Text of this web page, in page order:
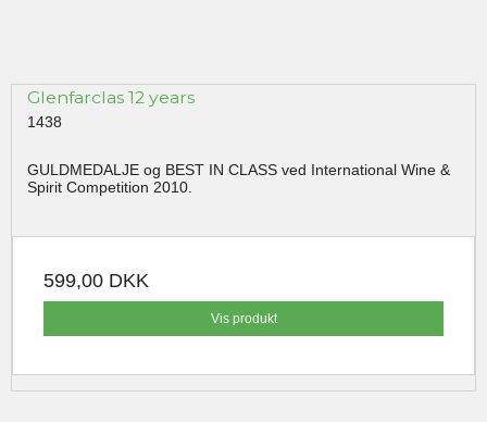
Glenfarclas 12 years
1438
GULDMEDALJE og BEST IN CLASS ved International Wine &
Spirit Competition 2010.
599,00 DKK
Vis produkt